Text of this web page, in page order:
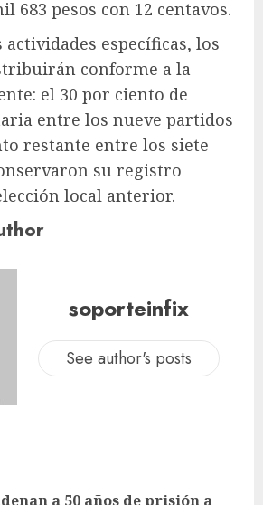
683 pesos con 12 centavos.
actividades específicas, los
conforme a la
el 30 por ciento de
entre los nueve partidos
restante entre los siete
su registro
local anterior.
soporteinfix
See author's posts
a 50 años de prisión a